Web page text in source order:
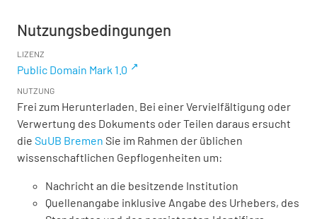
Nutzungsbedingungen
LIZENZ
Public Domain Mark 1.0
NUTZUNG
Frei zum Herunterladen. Bei einer Vervielfältigung oder
Verwertung des Dokuments oder Teilen daraus ersucht
die SuUB Bremen Sie im Rahmen der üblichen
wissenschaftlichen Gepflogenheiten um:
Nachricht an die besitzende Institution
Quellenangabe inklusive Angabe des Urhebers, des